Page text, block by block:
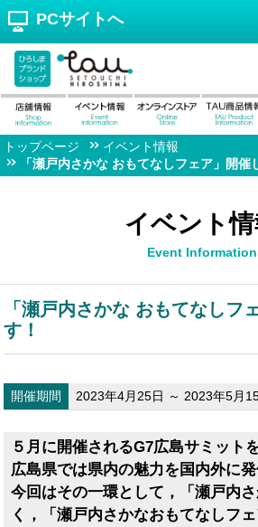
PCサイトへ
トップページ
イベント情報
「瀬戸内さかな おもてなしフェア」開催
イベント情
Event Information
「瀬戸内さかな おもてなしフ
す！
開催期間 2023年4月25日 ～ 2023年5月
５月に開催されるG7広島サミット
広島県では県内の魅力を国内外に発
今回はその一環として，「瀬戸内
く，「瀬戸内さかなおもてなしフ